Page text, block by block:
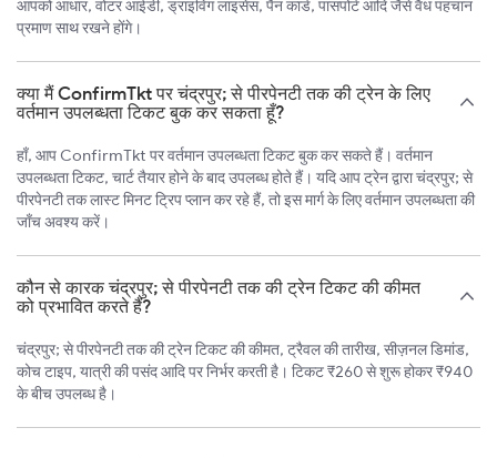
आपको आधार, वोटर आईडी, ड्राइविंग लाइसेंस, पैन कार्ड, पासपोर्ट आदि जैसे वैध पहचान
प्रमाण साथ रखने होंगे।
क्या मैं ConfirmTkt पर चंद्रपुर; से पीरपेनटी तक की ट्रेन के लिए
वर्तमान उपलब्धता टिकट बुक कर सकता हूँ?
हाँ, आप ConfirmTkt पर वर्तमान उपलब्धता टिकट बुक कर सकते हैं। वर्तमान
उपलब्धता टिकट, चार्ट तैयार होने के बाद उपलब्ध होते हैं। यदि आप ट्रेन द्वारा चंद्रपुर; से
पीरपेनटी तक लास्ट मिनट ट्रिप प्लान कर रहे हैं, तो इस मार्ग के लिए वर्तमान उपलब्धता की
जाँच अवश्य करें।
कौन से कारक चंद्रपुर; से पीरपेनटी तक की ट्रेन टिकट की कीमत
को प्रभावित करते हैं?
चंद्रपुर; से पीरपेनटी तक की ट्रेन टिकट की कीमत, ट्रैवल की तारीख, सीज़नल डिमांड,
कोच टाइप, यात्री की पसंद आदि पर निर्भर करती है। टिकट ₹260 से शुरू होकर ₹940
के बीच उपलब्ध है।